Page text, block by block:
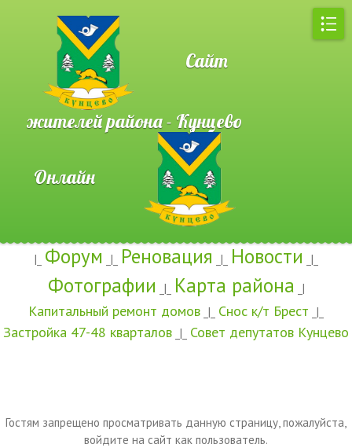
Сайт
жителей района - Кунцево
Онлайн
|_ Форум _|_ Реновация _|_ Новости _|_
Фотографии _|_ Карта района _|
Капитальный ремонт домов _|_ Снос к/т Брест _|_
Застройка 47-48 кварталов _|_ Совет депутатов Кунцево
Гостям запрещено просматривать данную страницу, пожалуйста,
войдите на сайт как пользователь.